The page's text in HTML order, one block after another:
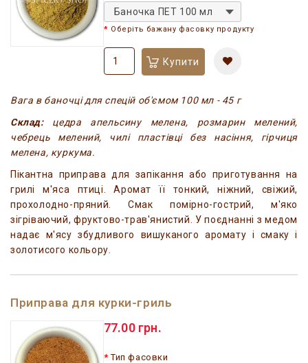
Баночка ПЕТ 100 мл
Оберіть бажану фасовку продукту
Купити
Вага в баночці для спецій об'ємом 100 мл - 45 г
Склад: цедра апельсину мелена, розмарин мелений,
чебрець мелений, чилі пластівці без насіння, гірчиця
мелена, куркума.
Пікантна приправа для запікання або приготування на
грилі м'яса птиці. Аромат її тонкий, ніжний, свіжий,
прохолодно-пряний. Смак помірно-гострий, м'яко
зігріваючий, фруктово-трав'янистий. У поєднанні з медом
надає м'ясу збудливого вишуканого аромату і смаку і
золотисого кольору.
Приправа для курки-гриль
77.00 грн.
Тип фасовки